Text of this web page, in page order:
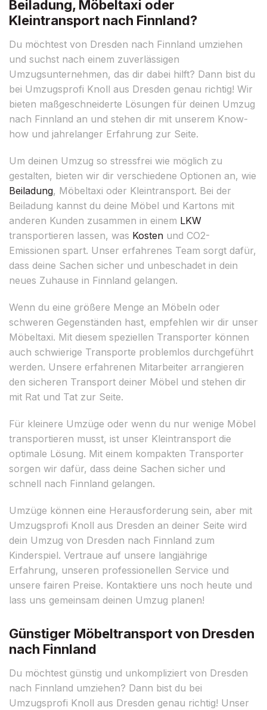
Beiladung, Möbeltaxi oder
Kleintransport nach Finnland?
Du möchtest von Dresden nach Finnland umziehen
und suchst nach einem zuverlässigen
Umzugsunternehmen, das dir dabei hilft? Dann bist du
bei Umzugsprofi Knoll aus Dresden genau richtig! Wir
bieten maßgeschneiderte Lösungen für deinen Umzug
nach Finnland an und stehen dir mit unserem Know-
how und jahrelanger Erfahrung zur Seite.
Um deinen Umzug so stressfrei wie möglich zu
gestalten, bieten wir dir verschiedene Optionen an, wie
Beiladung, Möbeltaxi oder Kleintransport. Bei der
Beiladung kannst du deine Möbel und Kartons mit
anderen Kunden zusammen in einem LKW
transportieren lassen, was Kosten und CO2-
Emissionen spart. Unser erfahrenes Team sorgt dafür,
dass deine Sachen sicher und unbeschadet in dein
neues Zuhause in Finnland gelangen.
Wenn du eine größere Menge an Möbeln oder
schweren Gegenständen hast, empfehlen wir dir unser
Möbeltaxi. Mit diesem speziellen Transporter können
auch schwierige Transporte problemlos durchgeführt
werden. Unsere erfahrenen Mitarbeiter arrangieren
den sicheren Transport deiner Möbel und stehen dir
mit Rat und Tat zur Seite.
Für kleinere Umzüge oder wenn du nur wenige Möbel
transportieren musst, ist unser Kleintransport die
optimale Lösung. Mit einem kompakten Transporter
sorgen wir dafür, dass deine Sachen sicher und
schnell nach Finnland gelangen.
Umzüge können eine Herausforderung sein, aber mit
Umzugsprofi Knoll aus Dresden an deiner Seite wird
dein Umzug von Dresden nach Finnland zum
Kinderspiel. Vertraue auf unsere langjährige
Erfahrung, unseren professionellen Service und
unsere fairen Preise. Kontaktiere uns noch heute und
lass uns gemeinsam deinen Umzug planen!
Günstiger Möbeltransport von Dresden
nach Finnland
Du möchtest günstig und unkompliziert von Dresden
nach Finnland umziehen? Dann bist du bei
Umzugsprofi Knoll aus Dresden genau richtig! Unser